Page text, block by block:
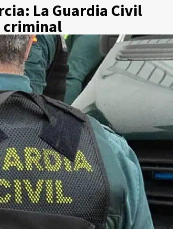
La Guardia Civil
criminal